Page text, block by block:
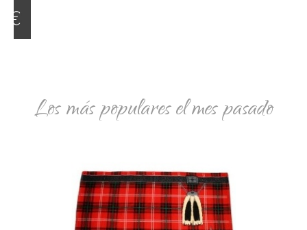
Los más populares el mes pasado